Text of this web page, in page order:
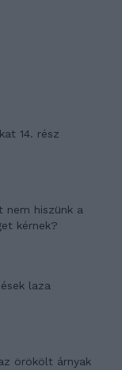
14. rész
nem hiszünk a
kérnek?
laza
örökölt árnyak